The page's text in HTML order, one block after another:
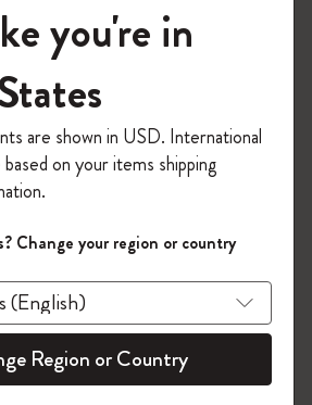
載の「スマートノートブック」、
、詰め替え用インク（ブラック）が
セットは、moleskine.com、モレス
扱店にてお求めください。
、取扱店、当社のウェブサイトでお
トブック コレクションに新製品を
す。
リは
Google play
きます。アプリに関する詳しい説明
ださい。
キンの世界へようこそ
」を入力すると、初回注
送料無料になります。セ
トレット品は適用外。
ウントを作成して限定オフ
、さらに多くのインスピ
を手に入れましょう。
すぐ会員登録 !
you're in
are shown in USD. International
on your items shipping
Change your region or country
Region or Country